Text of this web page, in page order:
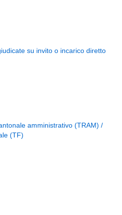
su invito o incarico diretto
amministrativo (TRAM) /
(TF)